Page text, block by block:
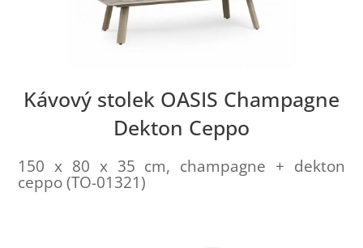
Kávový stolek OASIS Champagne
Dekton Ceppo
150 x 80 x 35 cm, champagne + dekton
ceppo (TO-01321)